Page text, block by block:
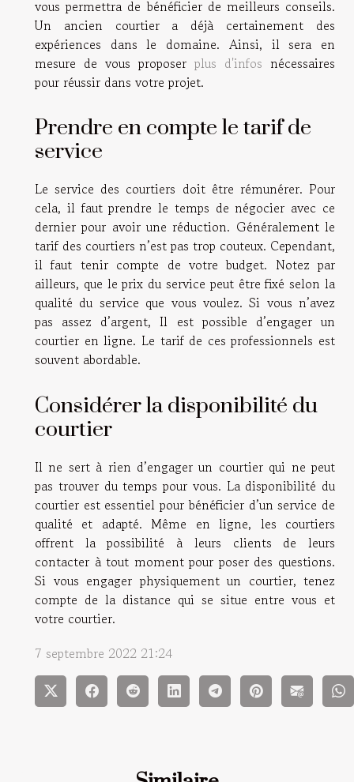
vous permettra de bénéficier de meilleurs conseils.
Un ancien courtier a déjà certainement des
expériences dans le domaine. Ainsi, il sera en
mesure de vous proposer plus d'infos nécessaires
pour réussir dans votre projet.
Prendre en compte le tarif de
service
Le service des courtiers doit être rémunérer. Pour
cela, il faut prendre le temps de négocier avec ce
dernier pour avoir une réduction. Généralement le
tarif des courtiers n’est pas trop couteux. Cependant,
il faut tenir compte de votre budget. Notez par
ailleurs, que le prix du service peut être fixé selon la
qualité du service que vous voulez. Si vous n’avez
pas assez d’argent, Il est possible d’engager un
courtier en ligne. Le tarif de ces professionnels est
souvent abordable.
Considérer la disponibilité du
courtier
Il ne sert à rien d’engager un courtier qui ne peut
pas trouver du temps pour vous. La disponibilité du
courtier est essentiel pour bénéficier d’un service de
qualité et adapté. Même en ligne, les courtiers
offrent la possibilité à leurs clients de leurs
contacter à tout moment pour poser des questions.
Si vous engager physiquement un courtier, tenez
compte de la distance qui se situe entre vous et
votre courtier.
7 septembre 2022 21:24